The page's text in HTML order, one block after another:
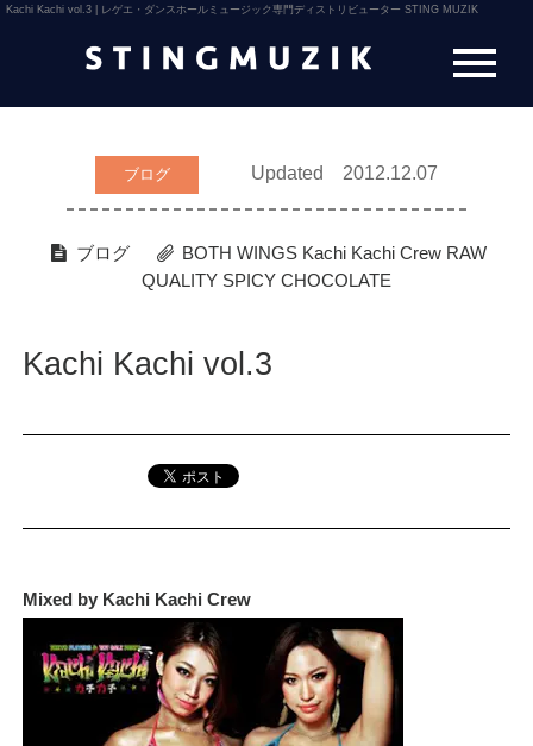
Kachi Kachi vol.3 | レゲエ・ダンスホールミュージック専門ディストリビューター STING MUZIK
ブログ Updated 2012.12.07
ブログ BOTH WINGS Kachi Kachi Crew RAW
QUALITY SPICY CHOCOLATE
Kachi Kachi vol.3
Mixed by Kachi Kachi Crew